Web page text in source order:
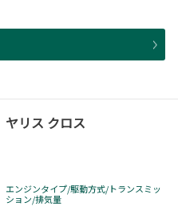
ヤリス クロス
エンジンタイプ/駆動方式/トランスミッ
ション/排気量